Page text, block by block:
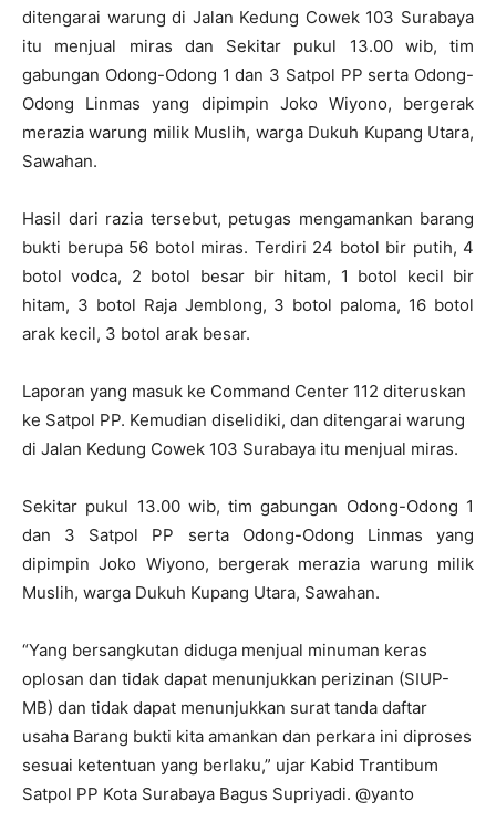
ditengarai warung di Jalan Kedung Cowek 103 Surabaya
itu menjual miras dan Sekitar pukul 13.00 wib, tim
gabungan Odong-Odong 1 dan 3 Satpol PP serta Odong-
Odong Linmas yang dipimpin Joko Wiyono, bergerak
merazia warung milik Muslih, warga Dukuh Kupang Utara,
Sawahan.
Hasil dari razia tersebut, petugas mengamankan barang
bukti berupa 56 botol miras. Terdiri 24 botol bir putih, 4
botol vodca, 2 botol besar bir hitam, 1 botol kecil bir
hitam, 3 botol Raja Jemblong, 3 botol paloma, 16 botol
arak kecil, 3 botol arak besar.
Laporan yang masuk ke Command Center 112 diteruskan
ke Satpol PP. Kemudian diselidiki, dan ditengarai warung
di Jalan Kedung Cowek 103 Surabaya itu menjual miras.
Sekitar pukul 13.00 wib, tim gabungan Odong-Odong 1
dan 3 Satpol PP serta Odong-Odong Linmas yang
dipimpin Joko Wiyono, bergerak merazia warung milik
Muslih, warga Dukuh Kupang Utara, Sawahan.
“Yang bersangkutan diduga menjual minuman keras
oplosan dan tidak dapat menunjukkan perizinan (SIUP-
MB) dan tidak dapat menunjukkan surat tanda daftar
usaha Barang bukti kita amankan dan perkara ini diproses
sesuai ketentuan yang berlaku,” ujar Kabid Trantibum
Satpol PP Kota Surabaya Bagus Supriyadi. @yanto